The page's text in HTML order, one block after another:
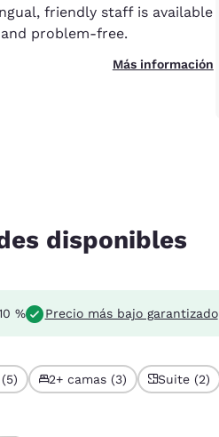
friendly staff is available
problem-free.
Más información
disponibles
% Precio más bajo garantizado
2+ camas (3) Suite (2)